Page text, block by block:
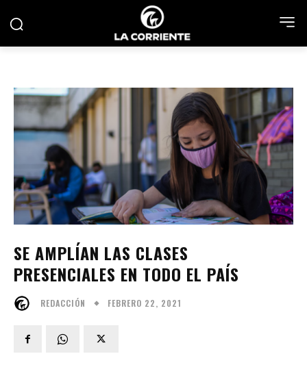
SE AMPLÍAN LAS CLASES
PRESENCIALES EN TODO EL PAÍS
REDACCIÓN FEBRERO 22, 2021